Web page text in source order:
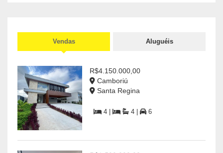
Vendas Aluguéis
R$4.150.000,00
Camboriú
Santa Regina
4 | 4 | 6